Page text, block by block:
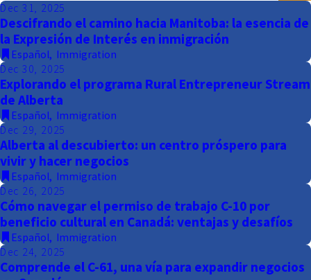
Dec 31, 2025
Descifrando el camino hacia Manitoba: la esencia de
la Expresión de Interés en inmigración
Español, Immigration
Dec 30, 2025
Explorando el programa Rural Entrepreneur Stream
de Alberta
Español, Immigration
Dec 29, 2025
Alberta al descubierto: un centro próspero para
vivir y hacer negocios
Español, Immigration
Dec 26, 2025
Cómo navegar el permiso de trabajo C-10 por
beneficio cultural en Canadá: ventajas y desafíos
Español, Immigration
Dec 24, 2025
Comprende el C-61, una vía para expandir negocios